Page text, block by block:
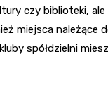
czy biblioteki,
miejsca należące
spółdzielni